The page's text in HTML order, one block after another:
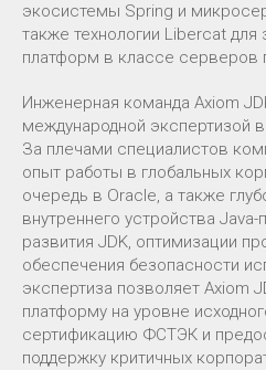
экосистемы Spring и
также технологии Libercat
платформ в классе серверов
Инженерная команда Axiom
международной экспертизой в
За плечами специалистов
опыт работы в глобальных
очередь в Oracle, а также
внутреннего устройства
развития JDK, оптимизации
обеспечения безопасности
экспертиза позволяет Axiom
платформу на уровне
сертификацию ФСТЭК и
поддержку критичных